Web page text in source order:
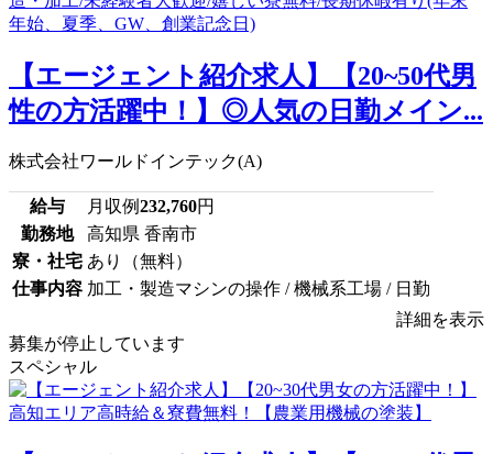
【エージェント紹介求人】【20~50代男
性の方活躍中！】◎人気の日勤メイン...
株式会社ワールドインテック(A)
給与 月収例232,760円
勤務地
高知県 香南市
寮・社宅 あり（無料）
仕事内容 加工・製造マシンの操作 / 機械系工場 / 日勤
詳細を表示
募集が停止しています
スペシャル